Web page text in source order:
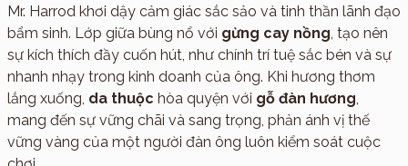
Mr. Harrod khơi dậy cảm giác sắc sảo và tinh thần lãnh đạo
bẩm sinh. Lớp giữa bùng nổ với gừng cay nồng, tạo nên
sự kích thích đầy cuốn hút, như chính trí tuệ sắc bén và sự
nhanh nhạy trong kinh doanh của ông. Khi hương thơm
lắng xuống, da thuộc hòa quyện với gỗ đàn hương,
mang đến sự vững chãi và sang trọng, phản ánh vị thế
vững vàng của một người đàn ông luôn kiểm soát cuộc